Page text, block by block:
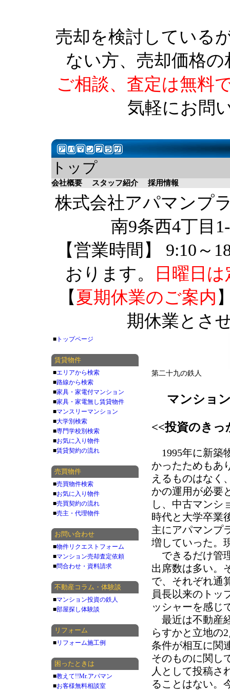
売却を検討している
ない方、売却価格
ご相談、査定は無料
気軽にお問
トップ
会社概要 スタッフ紹介 採用情報
株式会社アパマンプ
南9条西4丁目
【営業時間】 9:10～
おります。
日曜日
【 夏期休業のご案内
期休業とさ
第二十九の鉄人
マンショ
<<投資のきっ
1995年に新築
かったためもあ
えるものはなく
かの運用が必要
し、中古マンシ
時代と大学卒業
主にアパマンプ
増していった。
できるだけ管
出席数は多い。
で、それぞれ通
員長以来のトッ
ッシャーを感じ
最近は不動産
らすかと立地の
条件が相互に関
そのものに関し
人として投稿さ
ることはない。
■ トップページ
賃貸物件
■エリアから検索
■路線から検索
■家具・家電付マンション
■家具・家電無し賃貸物件
■マンスリーマンション
■大学別検索
■専門学校別検索
■お気に入り物件
■賃貸契約の流れ
売買物件
■売買物件検索
■お気に入り物件
■売買契約の流れ
■売主・代理物件
お問い合わせ
■物件リクエストフォーム
■マンション売却査定依頼
■問合わせ・資料請求
不動産コラム・体験談
■マンション投資の鉄人
■部屋探し体験談
リフォーム
■リフォーム施工例
困ったときは
■教えて!!Mr.アパマン
■お客様無料相談室